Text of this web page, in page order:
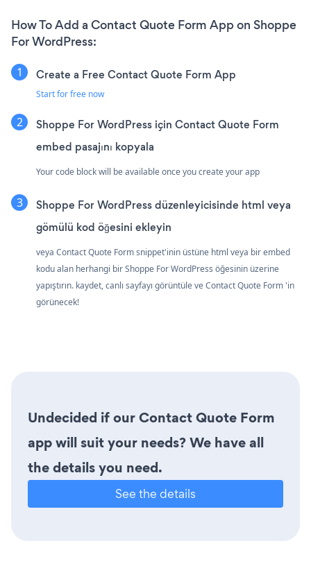
How To Add a Contact Quote Form App on Shoppe
For WordPress:
Create a Free Contact Quote Form App
Start for free now
Shoppe For WordPress için Contact Quote Form
embed pasajını kopyala
Your code block will be available once you create your app
Shoppe For WordPress düzenleyicisinde html veya
gömülü kod öğesini ekleyin
veya Contact Quote Form snippet'inin üstüne html veya bir embed
kodu alan herhangi bir Shoppe For WordPress öğesinin üzerine
yapıştırın. kaydet, canlı sayfayı görüntüle ve Contact Quote Form 'in
görünecek!
Undecided if our Contact Quote Form
app will suit your needs? We have all
the details you need.
See the details